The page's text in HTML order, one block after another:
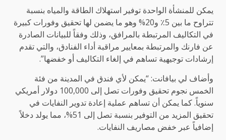
يمكن للمنشأة الواحدة توفير استهلاك الطاقة والمياه بنسبة
تتراوح ما بين 5٪ و20% وهو ما يضمن لها تحقيق وفورات كبيرة
في التكاليف المرتبطة بالمرافق، وذلك وفقاً للبيانات الصادرة
عن فارنك والمرتبطة بمعايير مراقبة أداء الفنادق، والتي تقدم
إرشادات توجيهية تساهم في إلغاء التكاليف أو خفضها”.
وأضاف لي بيافانت: “يمكن لأي فندق في المدينة من فئة
الخمس نجوم تحقيق وفورات تصل إلى 100,000 دولار أمريكي
سنوياً. كما يمكن أن تساهم عملية إعادة تدوير النفايات في
تحقيق المزيد من التوفير بنسبة تصل إلى 51%، مما يولد دخلاً
إضافياً عبر خفض مصاريف النفايات.